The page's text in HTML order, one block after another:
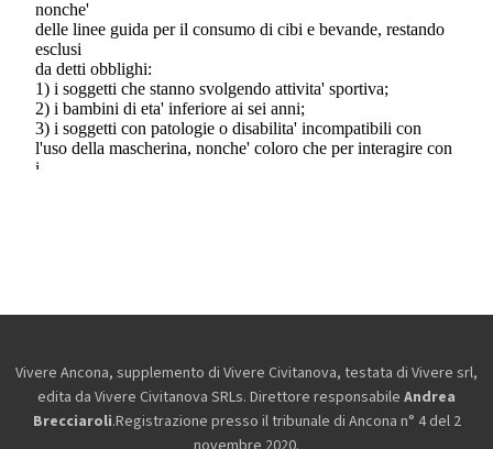
Vivere Ancona, supplemento di Vivere Civitanova, testata di Vivere srl,
edita da Vivere Civitanova SRLs. Direttore responsabile Andrea
Brecciaroli.Registrazione presso il tribunale di Ancona n° 4 del 2